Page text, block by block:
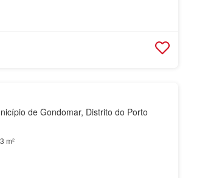
de Gondomar, Distrito do Porto
m²